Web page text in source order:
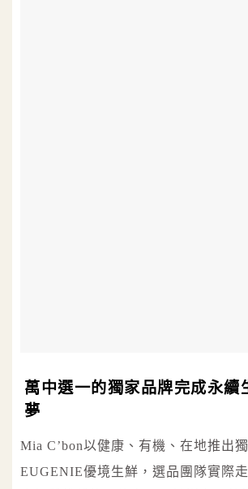
萬中選一的獨家品牌完成永續
夢
Mia C’bon以健康、有機、在地推出
EUGENIE優境生鮮，選品團隊實際